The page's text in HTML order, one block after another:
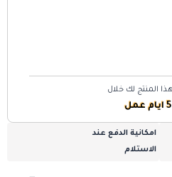
المنتج لك خلال
امكانية الدفع عند
الاستلام